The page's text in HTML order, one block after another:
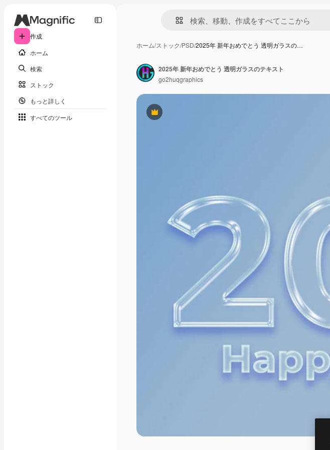
作成
ホーム
検索
ストック
もっと詳しく
すべてのツール
ホーム/ストック/PSD/2025年 新年おめでとう 透明ガラスの…
Premium
2025年 新年おめでとう 透明ガラスのテキスト
go2huqgraphics